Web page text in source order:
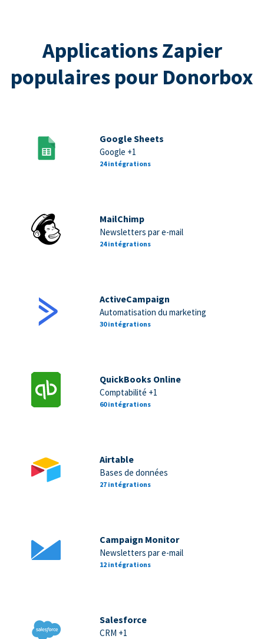
Applications Zapier
populaires pour Donorbox
Google Sheets
Google +1
24 intégrations
MailChimp
Newsletters par e-mail
24 intégrations
ActiveCampaign
Automatisation du marketing
30 intégrations
QuickBooks Online
Comptabilité +1
60 intégrations
Airtable
Bases de données
27 intégrations
Campaign Monitor
Newsletters par e-mail
12 intégrations
Salesforce
CRM +1